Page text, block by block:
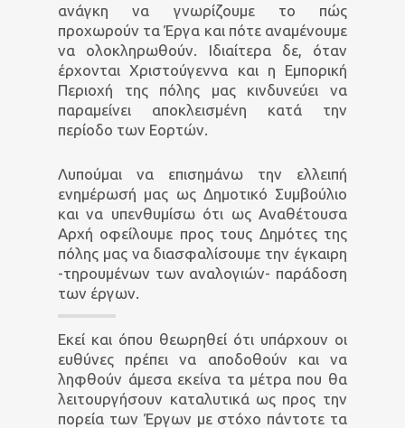
ανάγκη να γνωρίζουμε το πώς
προχωρούν τα Έργα και πότε αναμένουμε
να ολοκληρωθούν. Ιδιαίτερα δε, όταν
έρχονται Χριστούγεννα και η Εμπορική
Περιοχή της πόλης μας κινδυνεύει να
παραμείνει αποκλεισμένη κατά την
περίοδο των Εορτών.
Λυπούμαι να επισημάνω την ελλειπή
ενημέρωσή μας ως Δημοτικό Συμβούλιο
και να υπενθυμίσω ότι ως Αναθέτουσα
Αρχή οφείλουμε προς τους Δημότες της
πόλης μας να διασφαλίσουμε την έγκαιρη
-τηρουμένων των αναλογιών- παράδοση
των έργων.
Εκεί και όπου θεωρηθεί ότι υπάρχουν οι
ευθύνες πρέπει να αποδοθούν και να
ληφθούν άμεσα εκείνα τα μέτρα που θα
λειτουργήσουν καταλυτικά ως προς την
πορεία των Έργων με στόχο πάντοτε τα